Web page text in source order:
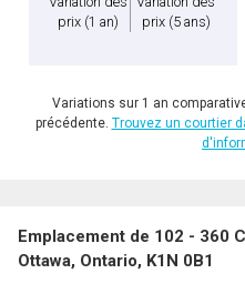
prix (1 an)
prix (5 ans)
Variations sur 1 an
précédente. Trouvez un courtier
Emplacement de 102 - 360
Ottawa, Ontario, K1N 0B1